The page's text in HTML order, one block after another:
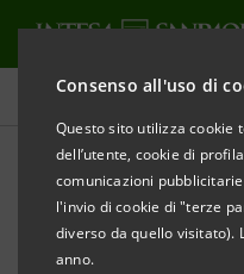
Consenso all'uso di
Questo sito utilizza cookie
dell’utente, cookie di
comunicazioni
l'invio di cookie di "terze
diverso da quello visitato).
anno.
Tutte le news
Gallerie
progetto